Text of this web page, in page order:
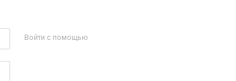
Войти с помощью